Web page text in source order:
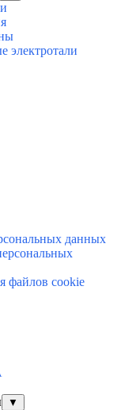
электротали
данных
файлов cookie
▼